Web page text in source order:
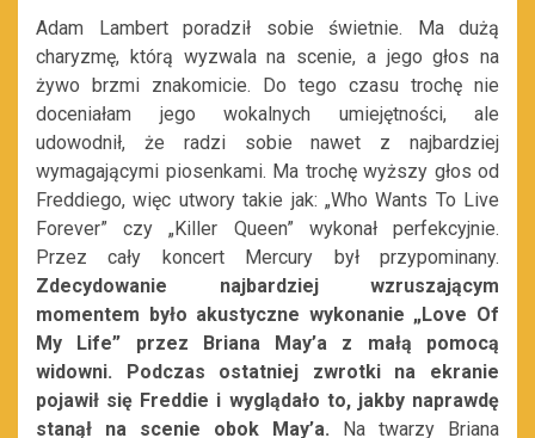
Adam Lambert poradził sobie świetnie. Ma dużą
charyzmę, którą wyzwala na scenie, a jego głos na
żywo brzmi znakomicie. Do tego czasu trochę nie
doceniałam jego wokalnych umiejętności, ale
udowodnił, że radzi sobie nawet z najbardziej
wymagającymi piosenkami. Ma trochę wyższy głos od
Freddiego, więc utwory takie jak: „Who Wants To Live
Forever” czy „Killer Queen” wykonał perfekcyjnie.
Przez cały koncert Mercury był przypominany.
Zdecydowanie najbardziej wzruszającym
momentem było akustyczne wykonanie „Love Of
My Life” przez Briana May’a z małą pomocą
widowni. Podczas ostatniej zwrotki na ekranie
pojawił się Freddie i wyglądało to, jakby naprawdę
stanął na scenie obok May’a. Na twarzy Briana